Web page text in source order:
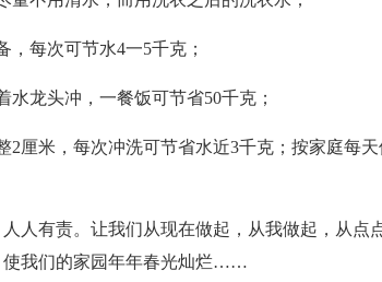
每次可节水4一5千克；
龙头冲，一餐饭可节省50千克；
2厘米，每次冲洗可节省水近3千克；按家庭每天
人有责。让我们从现在做起，从我做起，从点
使我们的家园年年春光灿烂……